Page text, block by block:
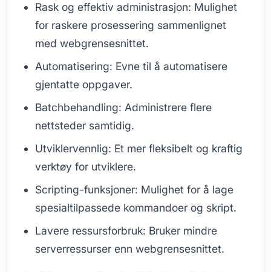
Rask og effektiv administrasjon: Mulighet
for raskere prosessering sammenlignet
med webgrensesnittet.
Automatisering: Evne til å automatisere
gjentatte oppgaver.
Batchbehandling: Administrere flere
nettsteder samtidig.
Utviklervennlig: Et mer fleksibelt og kraftig
verktøy for utviklere.
Scripting-funksjoner: Mulighet for å lage
spesialtilpassede kommandoer og skript.
Lavere ressursforbruk: Bruker mindre
serverressurser enn webgrensesnittet.